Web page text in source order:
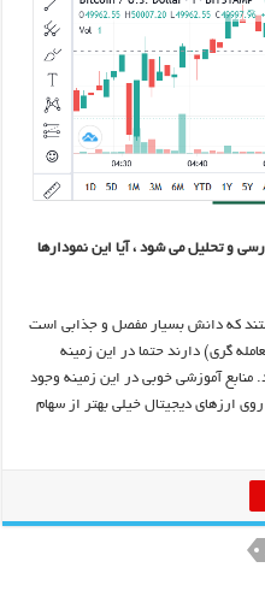
و تحلیل می شود ، آیا این نمودارها
که دانش بسیار مفصل و جذابی است
گری) دارند حتما در این زمینه
منابع آموزشی خوبی در این زمینه وجود
ارزهای دیجیتال خیلی بهتر از سهام